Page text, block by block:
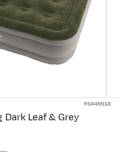
FS449918
Leaf & Grey